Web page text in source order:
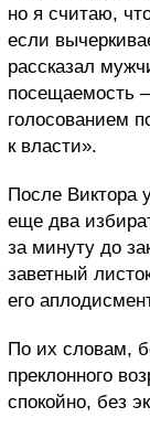
но я считаю,
если
рассказал
посещаемость
голосованием
к власти».
После Виктора
еще два
за минуту до
заветный
его
По их словам,
преклонного
спокойно, без